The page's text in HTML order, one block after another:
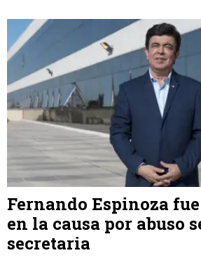
Fernando Espinoza
en la causa por abuso
secretaria